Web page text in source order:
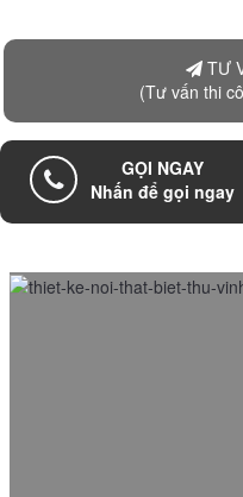
TƯ
(Tư vấn thi
GỌI NGAY
Nhấn để gọi ngay